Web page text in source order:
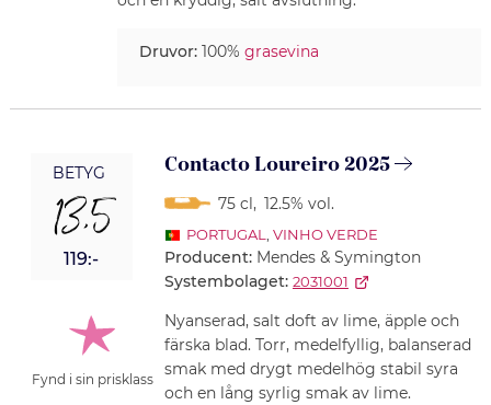
Druvor:100% grasevina
BETYG
13,5
119:-
Fynd i sin prisklass
Contacto Loureiro 2025
75 cl, 12.5% vol.
PORTUGAL VINHO VERDE
Producent: Mendes & Symington
Systembolaget: 2031001
Nyanserad, salt doft av lime, äpple och
färska blad. Torr, medelfyllig, balanserad
smak med drygt medelhög stabil syra
och en lång syrlig smak av lime.